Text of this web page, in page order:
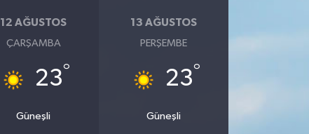
12 AĞUSTOS
ÇARŞAMBA
23°
Güneşli
13 AĞUSTOS
PERŞEMBE
23°
Güneşli